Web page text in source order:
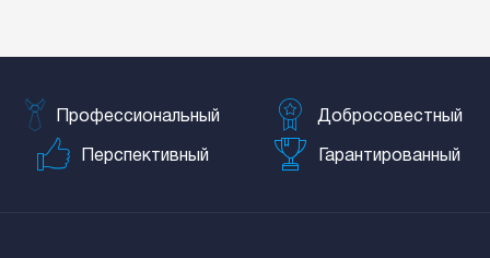
Профессиональный Добросовестный
Перспективный Гарантированный